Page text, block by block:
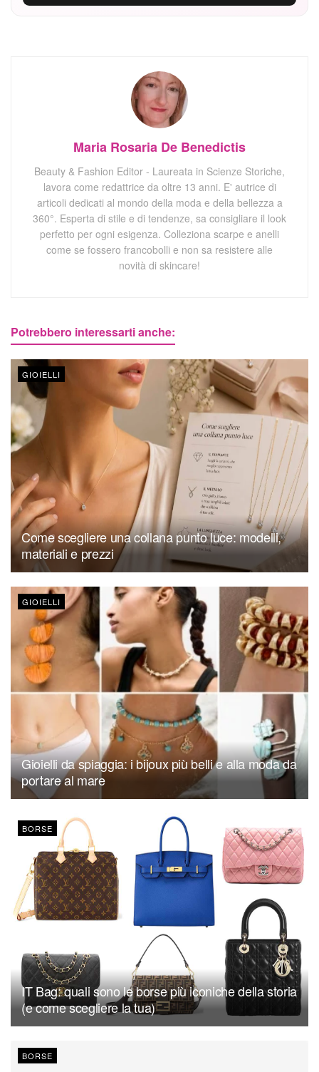
Maria Rosaria De Benedictis
Beauty & Fashion Editor - Laureata in Scienze Storiche,
lavora come redattrice da oltre 13 anni. E' autrice di
articoli dedicati al mondo della moda e della bellezza a
360°. Esperta di stile e di tendenze, sa consigliare il look
perfetto per ogni esigenza. Colleziona scarpe e anelli
come se fossero francobolli e non sa resistere alle
novità di skincare!
Potrebbero interessarti anche:
GIOIELLI
Come scegliere una collana punto luce: modelli,
materiali e prezzi
GIOIELLI
Gioielli da spiaggia: i bijoux più belli e alla moda da
portare al mare
BORSE
IT Bag: quali sono le borse più iconiche della storia
(e come scegliere la tua)
BORSE